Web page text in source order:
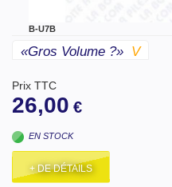
B-U7B
«gros Volume ?» V
Prix TTC
26,00 €
EN STOCK
+ DE DÉTAILS